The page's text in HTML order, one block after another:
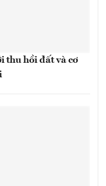
thu hồi đất và cơ